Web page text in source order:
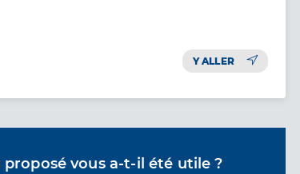
Y ALLER
proposé vous a-t-il été utile ?